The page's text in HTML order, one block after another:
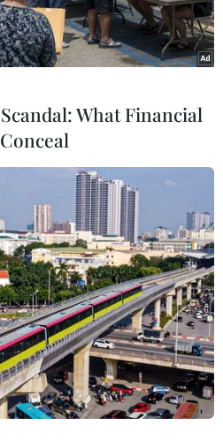
sân ăn mừng chức vô
Nam
tại sân vận động Morodok
hàng rào an ninh để tràn
cầu thủ U23 Việt Nam với
Á 2022.
What Financial